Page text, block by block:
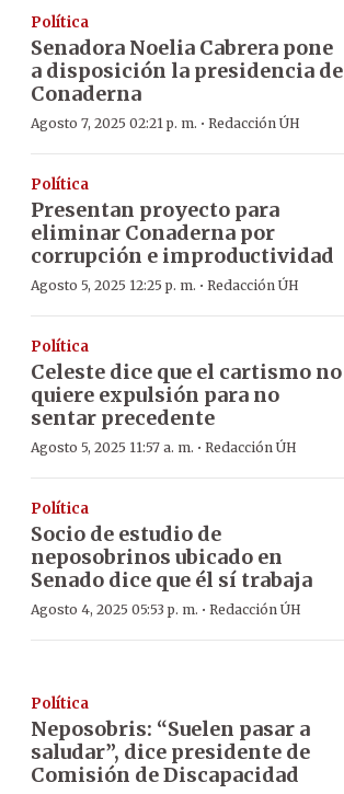
Política
Senadora Noelia Cabrera pone
a disposición la presidencia de
Conaderna
Agosto 7, 2025 02:21 p. m. · Redacción ÚH
Política
Presentan proyecto para
eliminar Conaderna por
corrupción e improductividad
Agosto 5, 2025 12:25 p. m. · Redacción ÚH
Política
Celeste dice que el cartismo no
quiere expulsión para no
sentar precedente
Agosto 5, 2025 11:57 a. m. · Redacción ÚH
Política
Socio de estudio de
neposobrinos ubicado en
Senado dice que él sí trabaja
Agosto 4, 2025 05:53 p. m. · Redacción ÚH
Política
Neposobris: “Suelen pasar a
saludar”, dice presidente de
Comisión de Discapacidad